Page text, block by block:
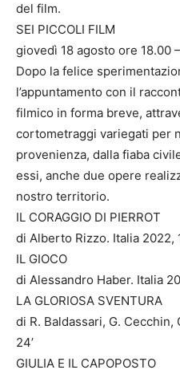
del film.
SEI PICCOLI FILM
giovedì 18 agosto ore 18.00
Dopo la felice
l’appuntamento con il
filmico in forma breve,
cortometraggi variegati per
provenienza, dalla fiaba
essi, anche due opere
nostro territorio.
IL CORAGGIO DI PIERROT
di Alberto Rizzo. Italia 2022,
IL GIOCO
di Alessandro Haber. Italia
LA GLORIOSA SVENTURA
di R. Baldassari, G. Cecchin,
24’
GIULIA E IL CAPOPOSTO